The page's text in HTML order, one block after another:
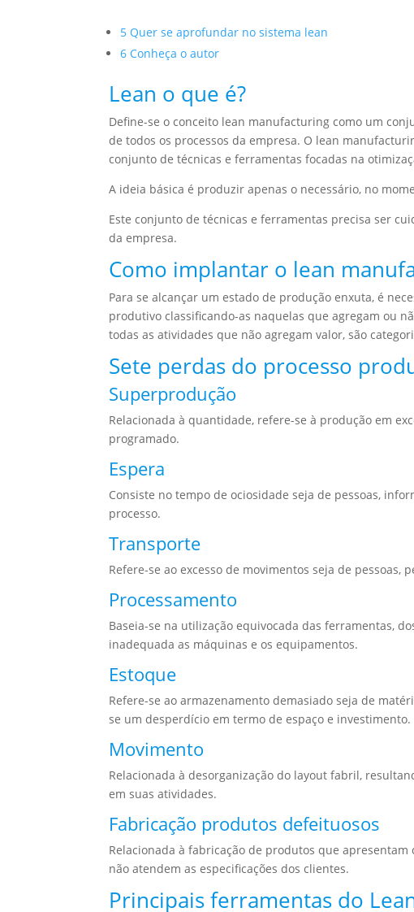
5 Quer se aprofundar no sistema lean
6 Conheça o autor
Lean o que é?
Define-se o conceito lean manufacturing como um
de todos os processos da empresa. O lean
conjunto de técnicas e ferramentas focadas na
A ideia básica é produzir apenas o necessário, no
Este conjunto de técnicas e ferramentas precisa ser
da empresa.
Como implantar o lean
Para se alcançar um estado de produção enxuta, é
produtivo classificando-as naquelas que agregam ou
todas as atividades que não agregam valor, são
Sete perdas do processo
Superprodução
Relacionada à quantidade, refere-se à produção em
programado.
Espera
Consiste no tempo de ociosidade seja de pessoas,
processo.
Transporte
Refere-se ao excesso de movimentos seja de pessoas,
Processamento
Baseia-se na utilização equivocada das ferramentas,
inadequada as máquinas e os equipamentos.
Estoque
Refere-se ao armazenamento demasiado seja de
se um desperdício em termo de espaço e investimento.
Movimento
Relacionada à desorganização do layout fabril,
em suas atividades.
Fabricação produtos defeituosos
Relacionada à fabricação de produtos que
não atendem as especificações dos clientes.
Principais ferramentas do